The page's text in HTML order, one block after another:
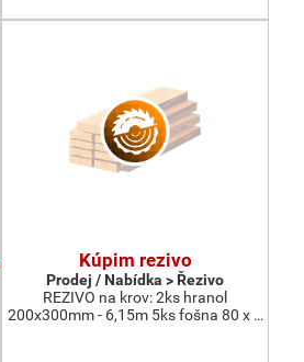
Kúpim rezivo
Prodej / Nabídka > Řezivo
REZIVO na krov: 2ks hranol
200x300mm - 6,15m 5ks fošna 80 x …